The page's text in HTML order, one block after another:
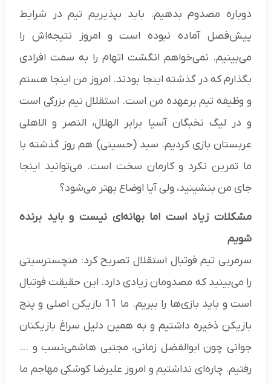
دوباره مصدوم بدهیم. باید بپذیریم تیم در شرایط
پیش‌فصل آماده نبوده است و امروز نتیجه‌اش را
می‌بینیم. نمی‌خواهم انگشت اتهام را به سمت افرادی
بگذارم که در گذشته اینجا بودند. امروز من اینجا هستم
و وظیفه تیم برعهده من است. استقلال تیم بزرگی است
و در لیگ نخبگان آسیا برابر الهلال، النصر و الاهلی
عربستان بازی کردیم. سید (حسینی) هم روز گذشته با
ما تمرین نکرد و کارمان سخت است. می‌توانید اینجا
جای من بنشینید، ولی آیا اوضاع بهتر می‌شود؟
مشکلات زیاد است اما بهانه‌ای نیست و باید برنده
شویم
سرمربی تیم فوتبال استقلال تصریح کرد: منچسترسیتی
را می‌بینید که مصدومان زیادی دارد. این حقیقت فوتبال
است و باید بازی‌ها را ببریم. ما 11 بازیکن اصلی و پنج
بازیکن ذخیره داشتیم و به همین دلیل سراغ بازیکنان
جوانی چون ابوالفضل زمانی، مجتبی هاشمی‌نسب و ...
رفتیم. چاره‌ای نداشتیم و امروز علیرضا کوشکی مهاجم‌ ما